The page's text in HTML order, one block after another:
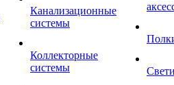
Канализационные
системы
Коллекторные
системы